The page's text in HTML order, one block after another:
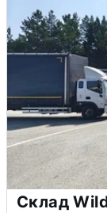
Склад